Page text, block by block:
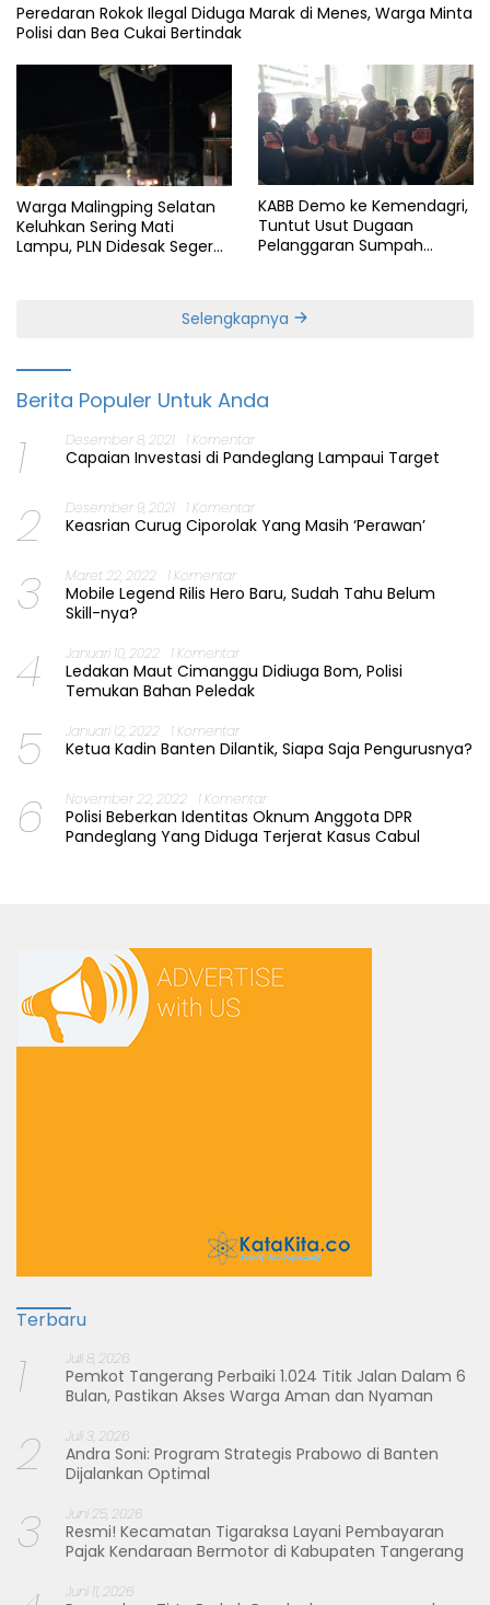
Peredaran Rokok Ilegal Diduga Marak di Menes, Warga Minta
Polisi dan Bea Cukai Bertindak
Warga Malingping Selatan
Keluhkan Sering Mati
Lampu, PLN Didesak Segera
KABB Demo ke Kemendagri,
Tuntut Usut Dugaan
Pelanggaran Sumpah
Selengkapnya
Berita Populer Untuk Anda
1 Desember 8, 2021 1 Komentar
Capaian Investasi di Pandeglang Lampaui Target
2 Desember 9, 2021 1 Komentar
Keasrian Curug Ciporolak Yang Masih ‘Perawan’
3 Maret 22, 2022 1 Komentar
Mobile Legend Rilis Hero Baru, Sudah Tahu Belum
Skill-nya?
4 Januari 10, 2022 1 Komentar
Ledakan Maut Cimanggu Didiuga Bom, Polisi
Temukan Bahan Peledak
5 Januari 12, 2022 1 Komentar
Ketua Kadin Banten Dilantik, Siapa Saja Pengurusnya?
6 November 22, 2022 1 Komentar
Polisi Beberkan Identitas Oknum Anggota DPR
Pandeglang Yang Diduga Terjerat Kasus Cabul
Terbaru
1 Juli 8, 2026
Pemkot Tangerang Perbaiki 1.024 Titik Jalan Dalam 6
Bulan, Pastikan Akses Warga Aman dan Nyaman
2 Juli 3, 2026
Andra Soni: Program Strategis Prabowo di Banten
Dijalankan Optimal
3 Juni 25, 2026
Resmi! Kecamatan Tigaraksa Layani Pembayaran
Pajak Kendaraan Bermotor di Kabupaten Tangerang
Juni 11, 2026